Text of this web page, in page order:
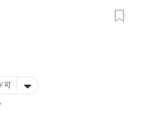
可